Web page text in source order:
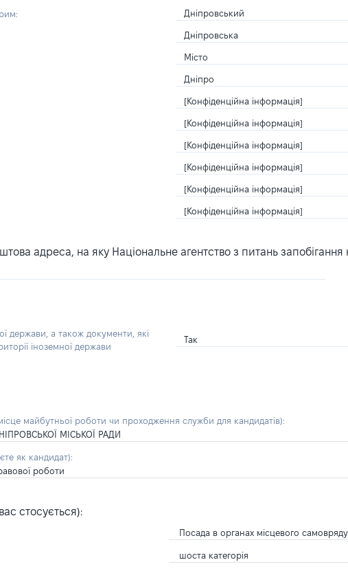
Дніпровський
Дніпровська
Місто
Дніпро
[Конфіденційна інформація]
[Конфіденційна інформація]
[Конфіденційна інформація]
[Конфіденційна інформація]
[Конфіденційна інформація]
[Конфіденційна інформація]
адреса, на яку Національне агентство з питань
держави, а також документи, які
іноземної держави
Так
майбутньої роботи чи проходження служби для кандидатів):
МІСЬКОЇ РАДИ
як кандидат):
роботи
стосується):
Посада в органах місцевого
шоста категорія